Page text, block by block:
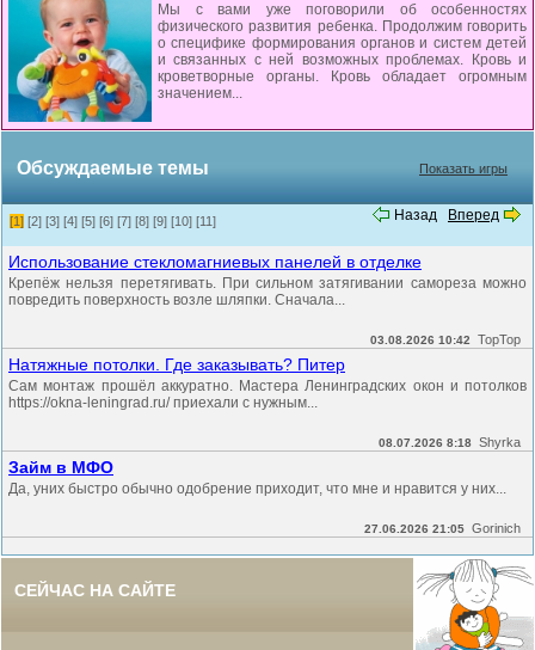
Мы с вами уже поговорили об особенностях
физического развития ребенка. Продолжим говорить
о специфике формирования органов и систем детей
и связанных с ней возможных проблемах. Кровь и
кроветворные органы. Кровь обладает огромным
значением...
Обсуждаемые темы Показать игры
Назад Вперед
[1] [2] [3] [4] [5] [6] [7] [8] [9] [10] [11]
Использование стекломагниевых панелей в отделке
Крепёж нельзя перетягивать. При сильном затягивании самореза можно
повредить поверхность возле шляпки. Сначала...
03.08.2026 10:42 TopTop
Натяжные потолки. Где заказывать? Питер
Сам монтаж прошёл аккуратно. Мастера Ленинградских окон и потолков
https://okna-leningrad.ru/ приехали с нужным...
08.07.2026 8:18 Shyrka
Займ в МФО
Да, уних быстро обычно одобрение приходит, что мне и нравится у них...
27.06.2026 21:05 Gorinich
СЕЙЧАС НА САЙТЕ